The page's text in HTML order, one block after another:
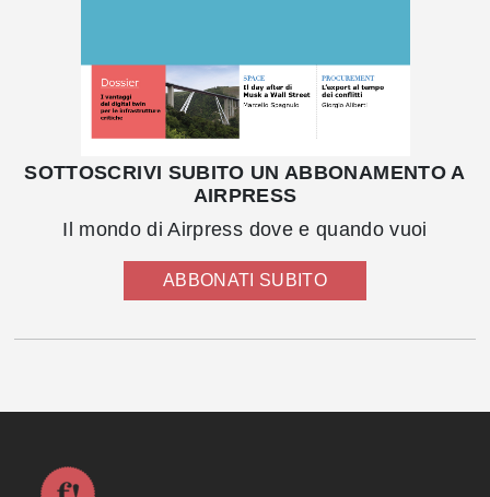
SOTTOSCRIVI SUBITO UN ABBONAMENTO A
AIRPRESS
Il mondo di Airpress dove e quando vuoi
ABBONATI SUBITO